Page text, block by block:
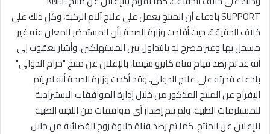
SUPPORT بادعاء أن المنتج يعمل على علاج آلام الركبة، وكل ذلك على
خلاف الحقيقة، حيث أفادت وزارة الصحة بأن المستحضر المعلن عنه غير
مسجل بها وغير مصرح له بالتداول بين المستهلكين. وأشار يعقوب إلى
أنه قد تم رصد قيام قناة كايرو سينما، بالإعلان عن منتج "حزام الدوالى"
بادعاء قدرته على علاج الدوالى، وقد أكدت وزارة الصحة أنه لم يتم
الإفراج عن المنتج المذكور من خلال إدارة الموافقات الاستيرادية
للمستلزمات الطبية، ولم يتم إصدار أى موافقات من اللجنة الطبية
للإعلان عن المنتج. كما تم رصد قناة حلاوة روح الفضائية من خلال